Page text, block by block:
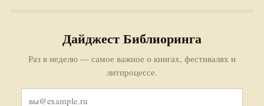
Дайджест Библиоринга
Раз в неделю — самое важное о книгах, фестивалях и
литпроцессе.